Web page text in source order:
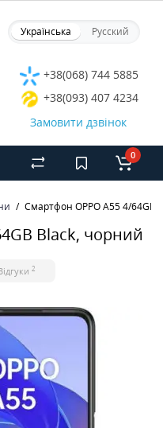
Українська Русский
+38(068) 744 5885
+38(093) 407 4234
Замовити дзвінок
0
Смартфон OPPO A55 4/64GB
Black, чорний
2